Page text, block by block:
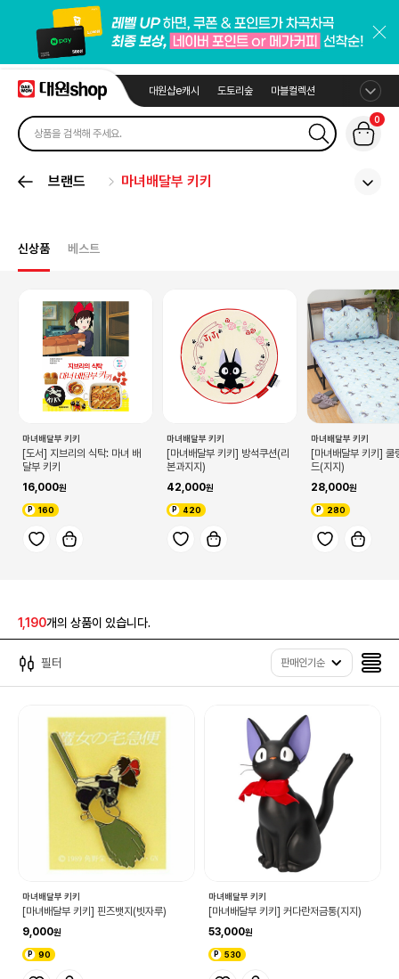
대원샵e캐시 도토리숲 마블컬렉션
0
브랜드 마녀배달부 키키
신상품 베스트
마녀배달부 키키
[도서] 지브리의 식탁: 마녀 배
달부 키키
16,000
160
마녀배달부 키키
[마녀배달부 키키] 방석쿠션(리
본과지지)
42,000
420
마녀배달부 키키
[마녀배달부 키키] 쿨
드(지지)
28,000
280
1,190개의 상품이 있습니다.
필터 판매인기순
마녀배달부 키키
[마녀배달부 키키] 핀즈뱃지(빗자루)
9,000
90
마녀배달부 키키
[마녀배달부 키키] 커다란저금통(지지)
53,000
530